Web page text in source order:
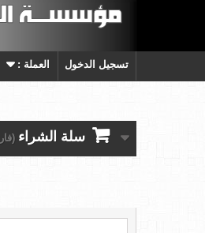
تسجيل الدخول العملة :
سلة الشراء